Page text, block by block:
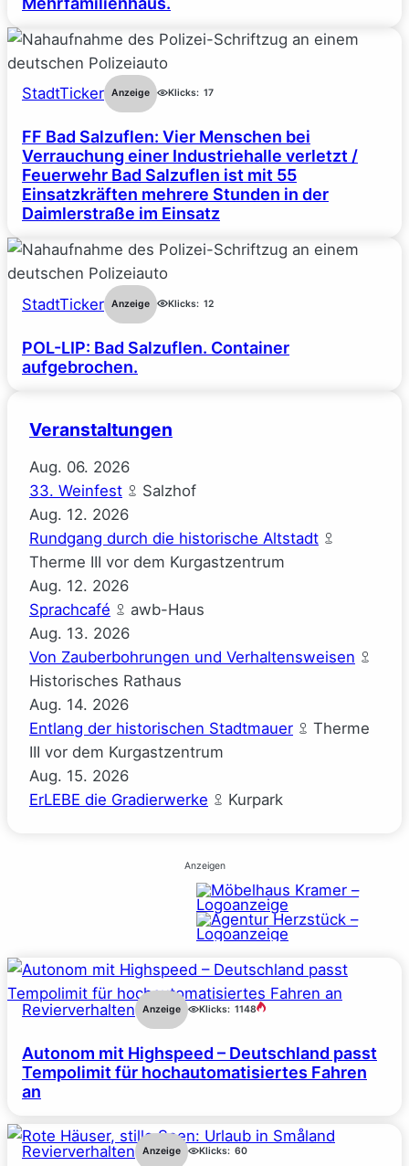
StadtTicker Anzeige Klicks: 17
FF Bad Salzuflen: Vier Menschen bei
Verrauchung einer Industriehalle verletzt /
Feuerwehr Bad Salzuflen ist mit 55
Einsatzkräften mehrere Stunden in der
Daimlerstraße im Einsatz
StadtTicker Anzeige Klicks: 12
POL-LIP: Bad Salzuflen. Container
aufgebrochen.
Veranstaltungen
Aug. 06. 2026
33. Weinfest
Salzhof
Aug. 12. 2026
Rundgang durch die historische Altstadt
Therme III vor dem Kurgastzentrum
Aug. 12. 2026
Sprachcafé
awb-Haus
Aug. 13. 2026
Von Zauberbohrungen und Verhaltensweisen
Historisches Rathaus
Aug. 14. 2026
Entlang der historischen Stadtmauer
Therme
III vor dem Kurgastzentrum
Aug. 15. 2026
ErLEBE die Gradierwerke
Kurpark
Anzeigen
Revierverhalten Anzeige Klicks: 1148
Autonom mit Highspeed – Deutschland passt
Tempolimit für hochautomatisiertes Fahren
an
Revierverhalten Anzeige Klicks: 60